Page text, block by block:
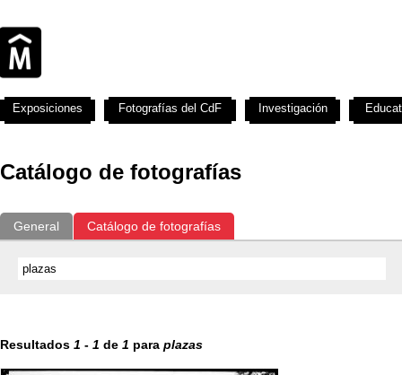
Catálogo de fotografías
General Catálogo de fotografías
Resultados 1 - 1 de 1 para plazas
Exposiciones Fotografías del CdF Investigación